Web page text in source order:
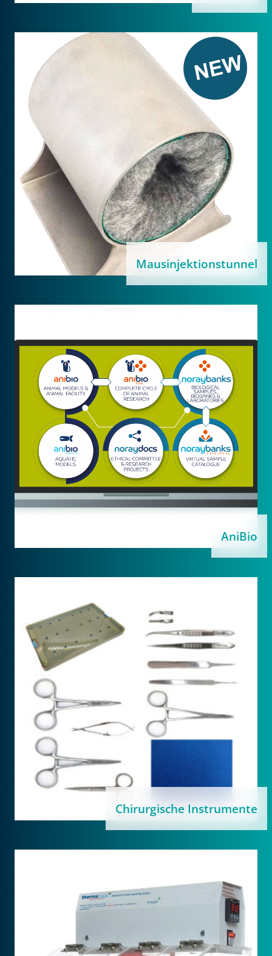
Mausinjektionstunnel
AniBio
Chirurgische Instrumente